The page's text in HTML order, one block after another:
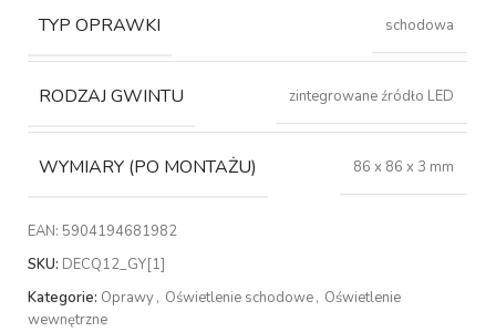
TYP OPRAWKI schodowa
RODZAJ GWINTU zintegrowane źródło LED
WYMIARY (PO MONTAŻU) 86 x 86 x 3 mm
EAN: 5904194681982
SKU: DECQ12_GY[1]
Kategorie: Oprawy, Oświetlenie schodowe, Oświetlenie
wewnętrzne